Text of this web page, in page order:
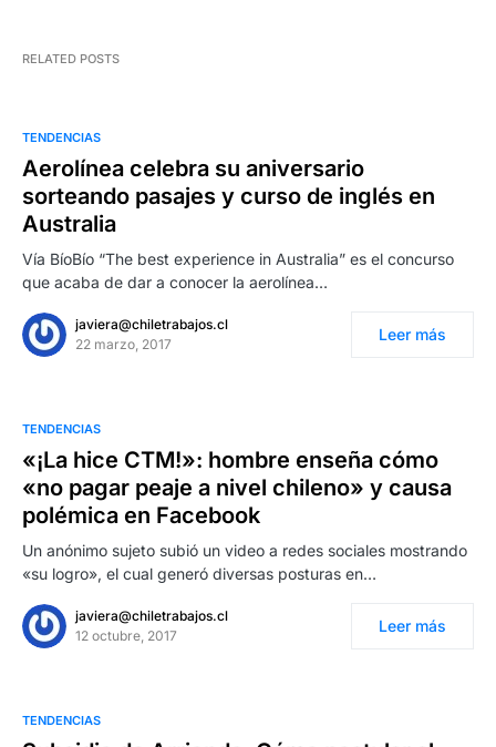
RELATED POSTS
TENDENCIAS
Aerolínea celebra su aniversario
sorteando pasajes y curso de inglés en
Australia
Vía BíoBío “The best experience in Australia” es el concurso
que acaba de dar a conocer la aerolínea…
javiera@chiletrabajos.cl
22 marzo, 2017
Leer más
TENDENCIAS
«¡La hice CTM!»: hombre enseña cómo
«no pagar peaje a nivel chileno» y causa
polémica en Facebook
Un anónimo sujeto subió un video a redes sociales mostrando
«su logro», el cual generó diversas posturas en…
javiera@chiletrabajos.cl
12 octubre, 2017
Leer más
TENDENCIAS